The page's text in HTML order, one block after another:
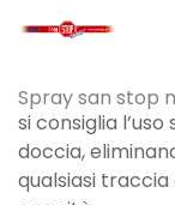
Spray san stop
si consiglia
doccia,
qualsiasi traccia